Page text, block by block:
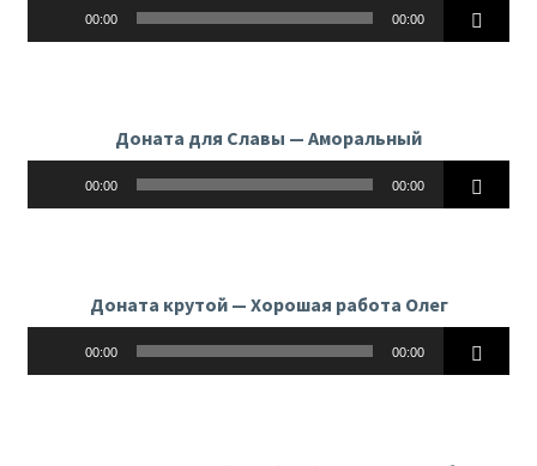
00:00 00:00
Доната для Славы — Аморальный
00:00 00:00
Доната крутой — Хорошая работа Олег
00:00 00:00